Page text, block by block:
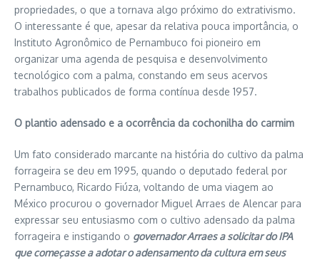
propriedades, o que a tornava algo próximo do extrativismo.
O interessante é que, apesar da relativa pouca importância, o
Instituto Agronômico de Pernambuco foi pioneiro em
organizar uma agenda de pesquisa e desenvolvimento
tecnológico com a palma, constando em seus acervos
trabalhos publicados de forma contínua desde 1957.
O plantio adensado e a ocorrência da cochonilha do carmim
Um fato considerado marcante na história do cultivo da palma
forrageira se deu em 1995, quando o deputado federal por
Pernambuco, Ricardo Fiúza, voltando de uma viagem ao
México procurou o governador Miguel Arraes de Alencar para
expressar seu entusiasmo com o cultivo adensado da palma
forrageira e instigando o governador Arraes a solicitar do IPA
que começasse a adotar o adensamento da cultura em seus